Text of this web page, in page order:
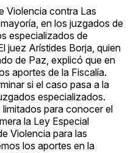
Violencia contra Las
en los juzgados de
especializados de
juez Arístides Borja, quien
de Paz, explicó que en
aportes de la Fiscalía.
si el caso pasa a la
especializados.
para conocer el
la Ley Especial
Violencia para las
los aportes en la